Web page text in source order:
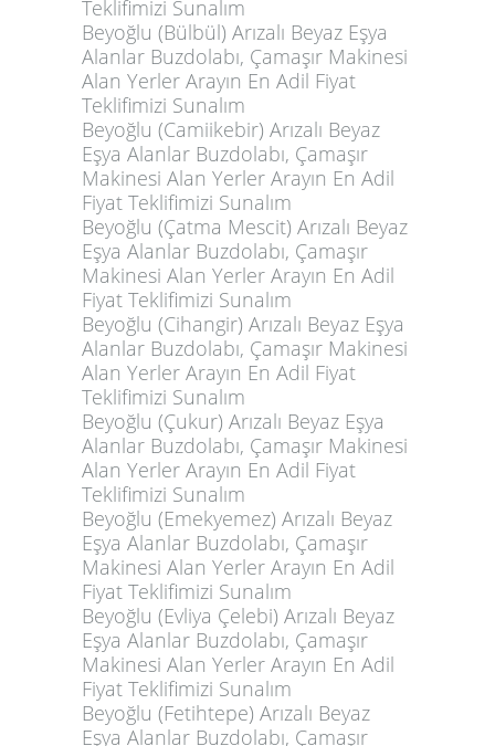
Teklifimizi Sunalım
Beyoğlu (Bülbül) Arızalı Beyaz Eşya
Alanlar Buzdolabı, Çamaşır Makinesi
Alan Yerler Arayın En Adil Fiyat
Teklifimizi Sunalım
Beyoğlu (Camiikebir) Arızalı Beyaz
Eşya Alanlar Buzdolabı, Çamaşır
Makinesi Alan Yerler Arayın En Adil
Fiyat Teklifimizi Sunalım
Beyoğlu (Çatma Mescit) Arızalı Beyaz
Eşya Alanlar Buzdolabı, Çamaşır
Makinesi Alan Yerler Arayın En Adil
Fiyat Teklifimizi Sunalım
Beyoğlu (Cihangir) Arızalı Beyaz Eşya
Alanlar Buzdolabı, Çamaşır Makinesi
Alan Yerler Arayın En Adil Fiyat
Teklifimizi Sunalım
Beyoğlu (Çukur) Arızalı Beyaz Eşya
Alanlar Buzdolabı, Çamaşır Makinesi
Alan Yerler Arayın En Adil Fiyat
Teklifimizi Sunalım
Beyoğlu (Emekyemez) Arızalı Beyaz
Eşya Alanlar Buzdolabı, Çamaşır
Makinesi Alan Yerler Arayın En Adil
Fiyat Teklifimizi Sunalım
Beyoğlu (Evliya Çelebi) Arızalı Beyaz
Eşya Alanlar Buzdolabı, Çamaşır
Makinesi Alan Yerler Arayın En Adil
Fiyat Teklifimizi Sunalım
Beyoğlu (Fetihtepe) Arızalı Beyaz
Eşya Alanlar Buzdolabı, Çamaşır